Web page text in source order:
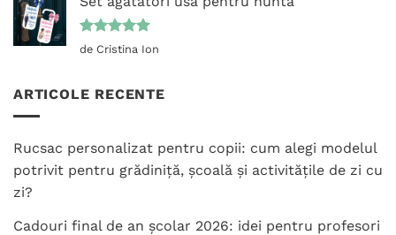
Evaluat la
de Cristina Ion
ARTICOLE RECENTE
Rucsac personalizat pentru copii: cum alegi modelul
potrivit pentru grădiniță, școală și activitățile de zi cu
zi?
Cadouri final de an școlar 2026: idei pentru profesori